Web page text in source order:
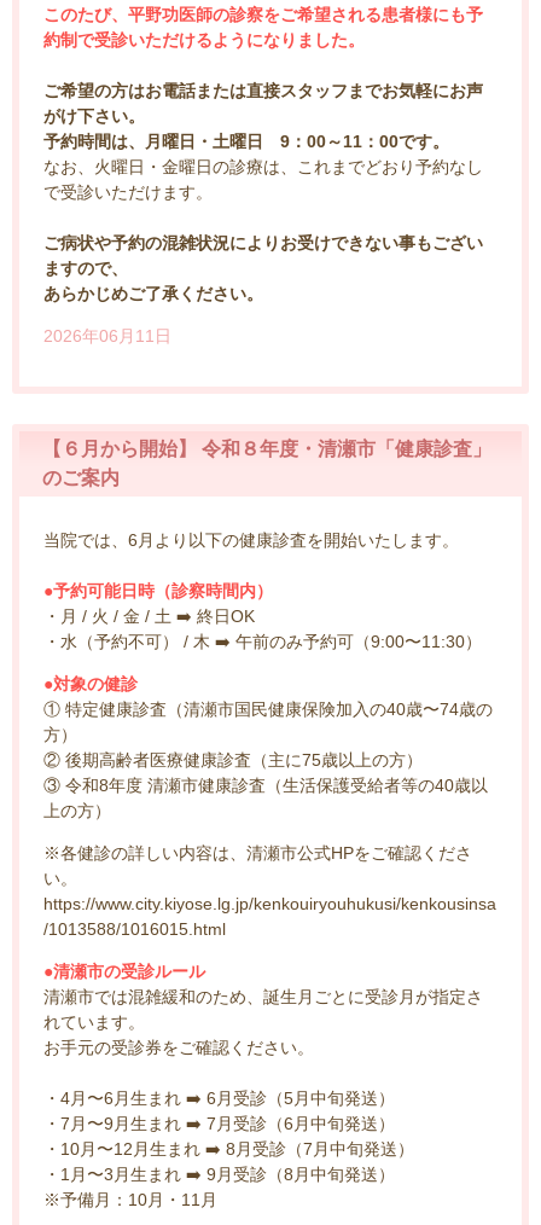
このたび、平野功医師の診察をご希望される患者様にも予
約制で受診いただけるようになりました。
ご希望の方はお電話または直接スタッフまでお気軽にお声
がけ下さい。
予約時間は、月曜日・土曜日 9：00～11：00です。
なお、火曜日・金曜日の診療は、これまでどおり予約なし
で受診いただけます。
ご病状や予約の混雑状況によりお受けできない事もござい
ますので、
あらかじめご了承ください。
2026年06月11日
【６月から開始】 令和８年度・清瀬市「健康診査」
のご案内
当院では、6月より以下の健康診査を開始いたします。
●予約可能日時（診察時間内）
・月 / 火 / 金 / 土 ➡️ 終日OK
・水（予約不可） / 木 ➡️ 午前のみ予約可（9:00〜11:30）
●対象の健診
① 特定健康診査（清瀬市国民健康保険加入の40歳〜74歳の
方）
② 後期高齢者医療健康診査（主に75歳以上の方）
③ 令和8年度 清瀬市健康診査（生活保護受給者等の40歳以
上の方）
※各健診の詳しい内容は、清瀬市公式HPをご確認くださ
い。
https://www.city.kiyose.lg.jp/kenkouiryouhukusi/kenkousinsa
/1013588/1016015.html
●清瀬市の受診ルール️
清瀬市では混雑緩和のため、誕生月ごとに受診月が指定さ
れています。
お手元の受診券をご確認ください。
・4月〜6月生まれ ➡️ 6月受診（5月中旬発送）
・7月〜9月生まれ ➡️ 7月受診（6月中旬発送）
・10月〜12月生まれ ➡️ 8月受診（7月中旬発送）
・1月〜3月生まれ ➡️ 9月受診（8月中旬発送）
※予備月：10月・11月